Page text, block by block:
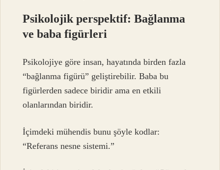
Psikolojik perspektif: Bağlanma
ve baba figürleri
Psikolojiye göre insan, hayatında birden fazla
“bağlanma figürü” geliştirebilir. Baba bu
figürlerden sadece biridir ama en etkili
olanlarından biridir.
İçimdeki mühendis bunu şöyle kodlar:
“Referans nesne sistemi.”